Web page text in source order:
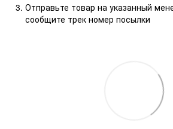
Отправьте товар на указанный
сообщите трек номер посылки